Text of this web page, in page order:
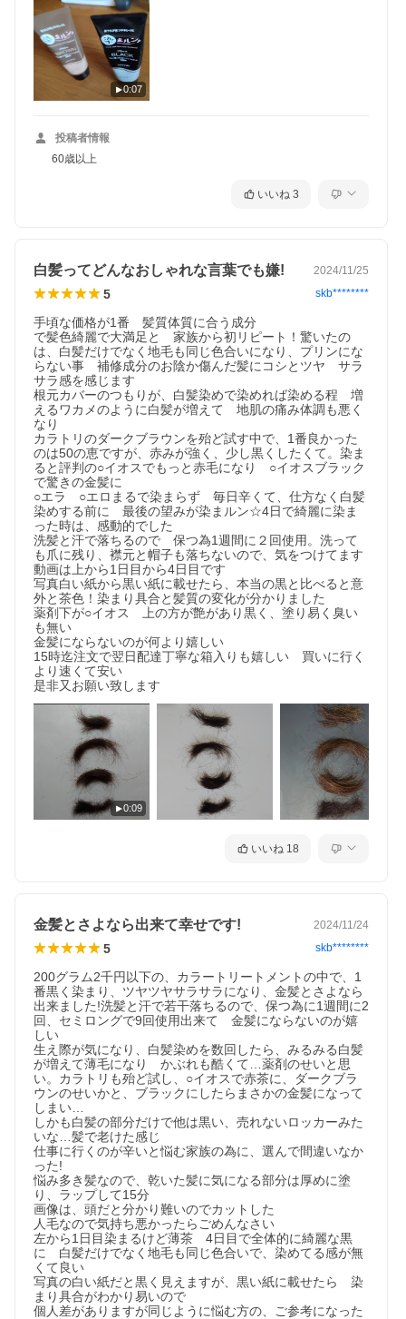
0:07
投稿者情報
60歳以上
いいね 3
白髪ってどんなおしゃれな言葉でも嫌! 2024/11/25
5 skb********
手頃な価格が1番　髪質体質に合う成分
で髪色綺麗で大満足と　家族から初リピート！驚いたの
は、白髪だけでなく地毛も同じ色合いになり、プリンにな
らない事　補修成分のお陰か傷んだ髪にコシとツヤ　サラ
サラ感を感じます
根元カバーのつもりが、白髪染めで染めれば染める程　増
えるワカメのように白髪が増えて　地肌の痛み体調も悪く
なり
カラトリのダークブラウンを殆ど試す中で、1番良かった
のは50の恵ですが、赤みが強く、少し黒くしたくて。染ま
ると評判の○イオスでもっと赤毛になり　○イオスブラック
で驚きの金髪に
○エラ　○エロまるで染まらず　毎日辛くて、仕方なく白髪
染めする前に　最後の望みが染まルン☆4日で綺麗に染ま
った時は、感動的でした
洗髪と汗で落ちるので　保つ為1週間に２回使用。洗って
も爪に残り、襟元と帽子も落ちないので、気をつけてます
動画は上から1日目から4日目です
写真白い紙から黒い紙に載せたら、本当の黒と比べると意
外と茶色！染まり具合と髪質の変化が分かりました
薬剤下が○イオス　上の方が艶があり黒く、塗り易く臭い
も無い
金髪にならないのが何より嬉しい
15時迄注文で翌日配達丁寧な箱入りも嬉しい　買いに行く
より速くて安い
是非又お願い致します
0:09
いいね 18
金髪とさよなら出来て幸せです! 2024/11/24
5 skb********
200グラム2千円以下の、カラートリートメントの中で、1
番黒く染まり、ツヤツヤサラサラになり、金髪とさよなら
出来ました!洗髪と汗で若干落ちるので、保つ為に1週間に2
回、セミロングで9回使用出来て　金髪にならないのが嬉
しい
生え際が気になり、白髪染めを数回したら、みるみる白髪
が増えて薄毛になり　かぶれも酷くて…薬剤のせいと思
い。カラトリも殆ど試し、○イオスで赤茶に、ダークブラ
ウンのせいかと、ブラックにしたらまさかの金髪になって
しまい…
しかも白髪の部分だけで他は黒い、売れないロッカーみた
いな…髪で老けた感じ
仕事に行くのが辛いと悩む家族の為に、選んで間違いなか
った!
悩み多き髪なので、乾いた髪に気になる部分は厚めに塗
り、ラップして15分
画像は、頭だと分かり難いのでカットした
人毛なので気持ち悪かったらごめんなさい
左から1日目染まるけど薄茶　4日目で全体的に綺麗な黒
に　白髪だけでなく地毛も同じ色合いで、染めてる感が無
くて良い
写真の白い紙だと黒く見えますが、黒い紙に載せたら　染
まり具合がわかり易いので
個人差がありますが同じように悩む方の、ご参考になった